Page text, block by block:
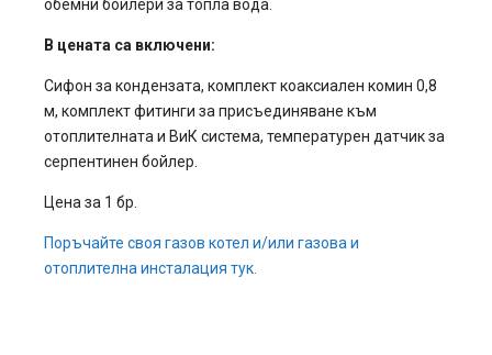
обемни бойлери за топла вода.
В цената са включени:
Сифон за кондензата, комплект коаксиален комин 0,8
м, комплект фитинги за присъединяване към
отоплителната и ВиК система, температурен датчик за
серпентинен бойлер.
Цена за 1 бр.
Поръчайте своя газов котел и/или газова и
отоплителна инсталация тук.